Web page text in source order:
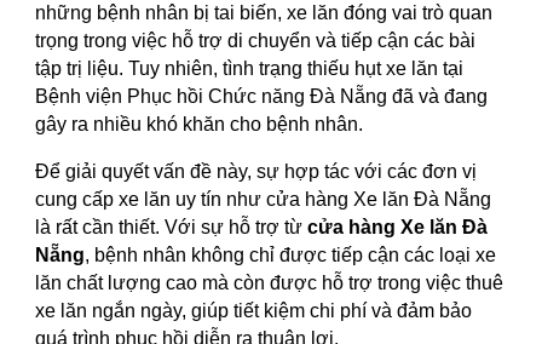
những bệnh nhân bị tai biến, xe lăn đóng vai trò quan
trọng trong việc hỗ trợ di chuyển và tiếp cận các bài
tập trị liệu. Tuy nhiên, tình trạng thiếu hụt xe lăn tại
Bệnh viện Phục hồi Chức năng Đà Nẵng đã và đang
gây ra nhiều khó khăn cho bệnh nhân.
Để giải quyết vấn đề này, sự hợp tác với các đơn vị
cung cấp xe lăn uy tín như cửa hàng Xe lăn Đà Nẵng
là rất cần thiết. Với sự hỗ trợ từcửa hàng Xe lăn Đà
Nẵng, bệnh nhân không chỉ được tiếp cận các loại xe
lăn chất lượng cao mà còn được hỗ trợ trong việc thuê
xe lăn ngắn ngày, giúp tiết kiệm chi phí và đảm bảo
quá trình phục hồi diễn ra thuận lợi.